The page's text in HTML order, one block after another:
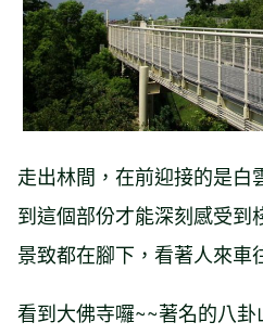
走出林間，在前迎接的是白
到這個部份才能深刻感受到
景致都在腳下，看著人來車
看到大佛寺囉~~著名的八